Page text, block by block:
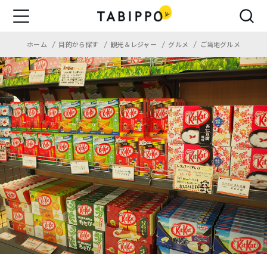
ホーム 目的から探す 観光＆レジャー グルメ ご当地グルメ